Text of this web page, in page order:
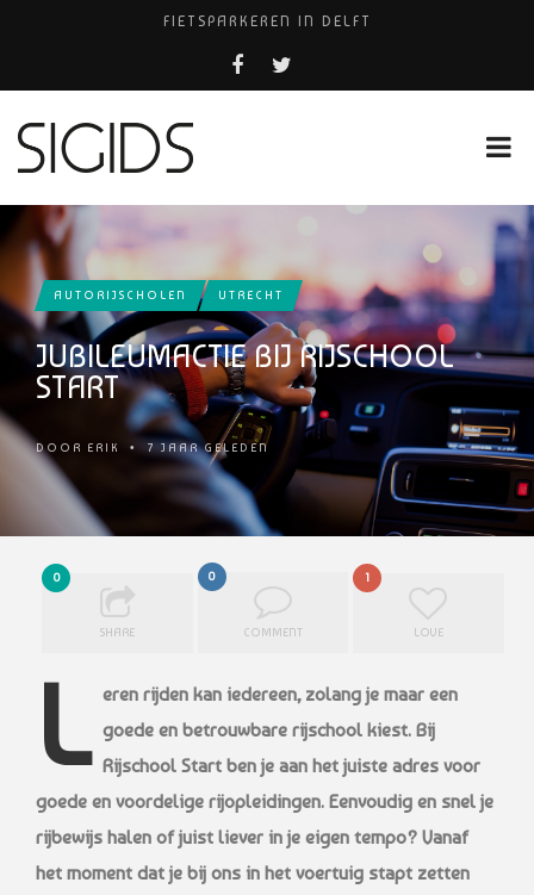
FIETSPARKEREN IN DELFT
FIETS KWIJT IN TILBURG?
USED PRODUCTS LEIDEN
AUTORIJSCHOLEN UTRECHT
JUBILEUMACTIE BIJ RIJSCHOOL
START
DOOR ERIK • 7 JAAR GELEDEN
0
SHARE
0
COMMENT
1
LOVE
L eren rijden kan iedereen, zolang je maar een
goede en betrouwbare rijschool kiest. Bij
Rijschool Start ben je aan het juiste adres voor
goede en voordelige rijopleidingen. Eenvoudig en snel je
rijbewijs halen of juist liever in je eigen tempo? Vanaf
het moment dat je bij ons in het voertuig stapt zetten